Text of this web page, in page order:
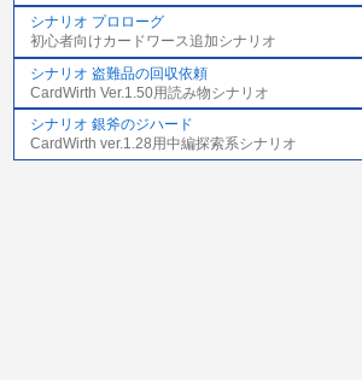
シナリオ プロローグ
初心者向けカードワース追加シナリオ
シナリオ 盗難品の回収依頼
CardWirth Ver.1.50用読み物シナリオ
シナリオ 銀斧のジハード
CardWirth ver.1.28用中編探索系シナリオ